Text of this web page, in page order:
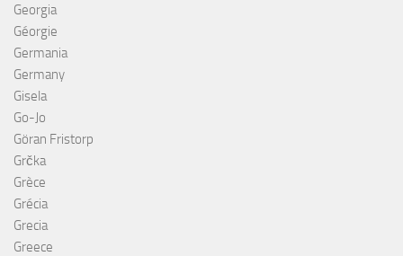
Georgia
Géorgie
Germania
Germany
Gisela
Go-Jo
Göran Fristorp
Grčka
Grèce
Grécia
Grecia
Greece